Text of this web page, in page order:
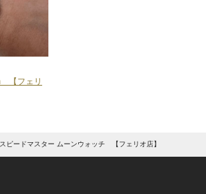
【フェリ
ピードマスター ムーンウォッチ 【フェリオ店】